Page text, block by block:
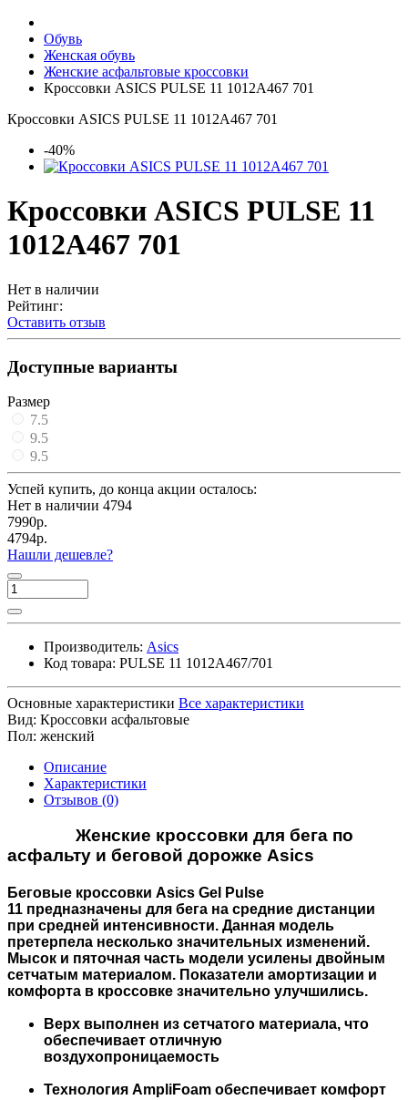
Обувь
Женская обувь
Женские асфальтовые кроссовки
Кроссовки ASICS PULSE 11 1012A467 701
Кроссовки ASICS PULSE 11 1012A467 701
-40%
Кроссовки ASICS PULSE 11
1012A467 701
Нет в наличии
Рейтинг:
Оставить отзыв
Доступные варианты
Размер
7.5
9.5
9.5
Успей купить, до конца акции осталось:
Нет в наличии 4794
7990р.
4794р.
Нашли дешевле?
Производитель: Asics
Код товара: PULSE 11 1012A467/701
Основные характеристики Все характеристики
Вид: Кроссовки асфальтовые
Пол: женский
Описание
Характеристики
Отзывов (0)
Женские кроссовки для бега по
асфальту и беговой дорожке Asics
Беговые кроссовки Asics Gel Pulse
11 предназначены для бега на средние дистанции
при средней интенсивности. Данная модель
претерпела несколько значительных изменений.
Мысок и пяточная часть модели усилены двойным
сетчатым материалом. Показатели амортизации и
комфорта в кроссовке значительно улучшились.
Верх выполнен из сетчатого материала, что
обеспечивает отличную
воздухопроницаемость
Технология AmpliFoam обеспечивает комфорт